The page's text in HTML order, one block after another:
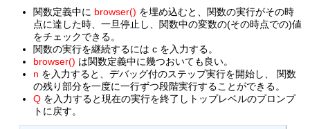
関数定義中に browser() を埋め込むと、関数の実行がその時
点に達した時、一旦停止し、関数中の変数の(その時点での)値
をチェックできる。
関数の実行を継続するにはc を入力する。
browser() は関数定義中に幾つおいても良い。
n を入力すると、デバッグ付のステップ実行を開始し、 関数
の残り部分を一度に一行ずつ段階実行することができる。
Q を入力すると現在の実行を終了しトップレベルのプロンプ
トに戻す。